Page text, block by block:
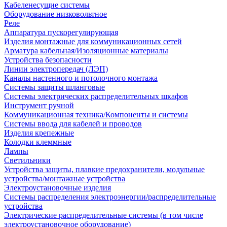
Кабеленесущие системы
Оборудование низковольтное
Реле
Аппаратура пускорегулирующая
Изделия монтажные для коммуникационных сетей
Арматура кабельная/Изоляционные материалы
Устройства безопасности
Линии электропередач (ЛЭП)
Каналы настенного и потолочного монтажа
Системы защиты шланговые
Системы электрических распределительных шкафов
Инструмент ручной
Коммуникационная техника/Компоненты и системы
Системы ввода для кабелей и проводов
Изделия крепежные
Колодки клеммные
Лампы
Светильники
Устройства защиты, плавкие предохранители, модульные
устройства/монтажные устройства
Электроустановочные изделия
Системы распределения электроэнергии/распределительные
устройства
Электрические распределительные системы (в том числе
электроустановочное оборудование)